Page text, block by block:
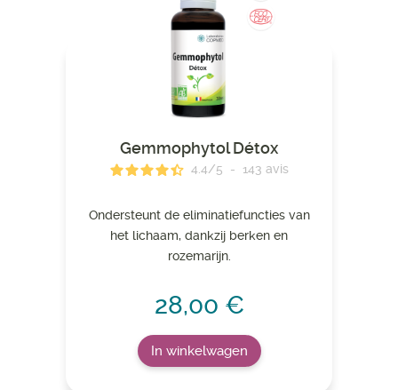
Gemmophytol Détox
4.4/5 - 143 avis
Ondersteunt de eliminatiefuncties van
het lichaam, dankzij berken en
rozemarijn.
28,00 €
In winkelwagen